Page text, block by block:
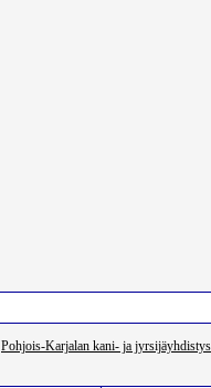
Pohjois-Karjalan kani- ja jyrsijäyhdistys